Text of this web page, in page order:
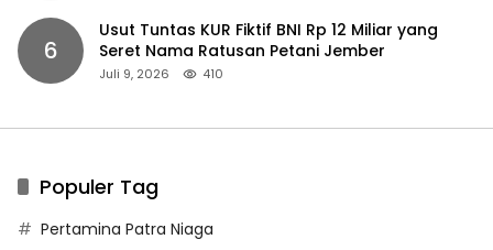
6
Usut Tuntas KUR Fiktif BNI Rp 12 Miliar yang
Seret Nama Ratusan Petani Jember
Juli 9, 2026 410
Populer Tag
Pertamina Patra Niaga